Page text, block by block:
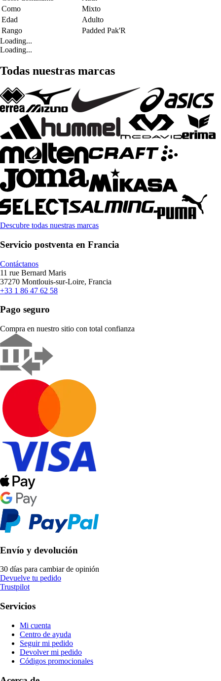
Como
Mixto
Edad
Adulto
Rango
Padded Pak'R
Loading...
Loading...
Todas nuestras marcas
Descubre todas nuestras marcas
Servicio postventa en Francia
Contáctanos
11 rue Bernard Maris
37270 Montlouis-sur-Loire, Francia
+33 1 86 47 62 58
Pago seguro
Compra en nuestro sitio con total confianza
Envío y devolución
30 días para cambiar de opinión
Devuelve tu pedido
Trustpilot
Servicios
Mi cuenta
Centro de ayuda
Seguir mi pedido
Devolver mi pedido
Códigos promocionales